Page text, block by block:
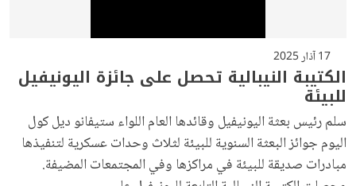
17 آذار 2025
الكتيبة النيبالية تحصل على جائزة اليونيفيل
للبيئة
سلم رئيس بعثة اليونيفيل وقائدها العام اللواء ستيفانو ديل كول
اليوم جوائز البعثة السنوية للبيئة لثلاث وحدات عسكرية لتنفيذها
مبادرات صديقة للبيئة في مراكزها وفي المجتمعات المضيفة.